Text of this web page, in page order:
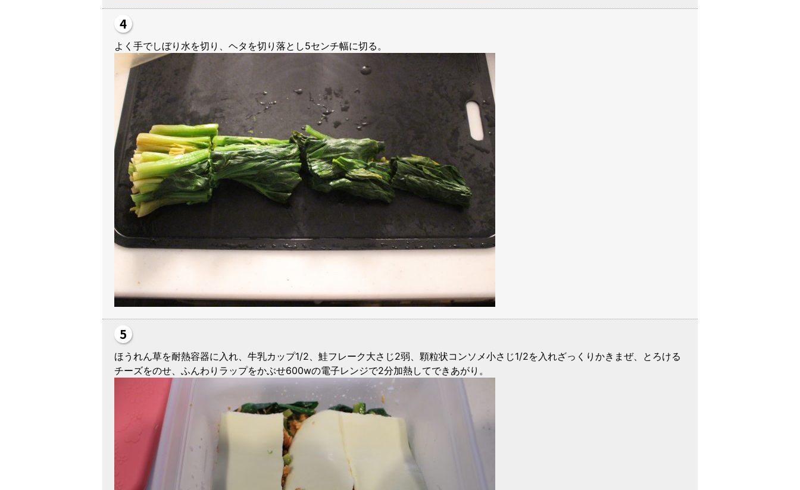
よく手でしぼり水を切り、ヘタを切り落とし5センチ幅に切る。
ほうれん草を耐熱容器に入れ、牛乳カップ1/2、鮭フレーク大さじ2弱、顆粒状コンソメ小さじ1/2を入れざっくりかきまぜ、とろける
チーズをのせ、ふんわりラップをかぶせ600wの電子レンジで2分加熱してできあがり。